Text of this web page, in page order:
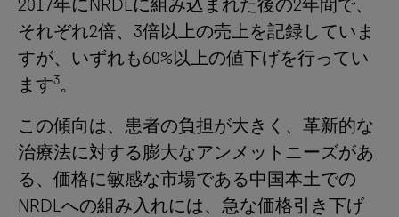
2017年にNRDLに組み込まれた後の2年間で、
それぞれ2倍、3倍以上の売上を記録していま
すが、いずれも60%以上の値下げを行ってい
ます3。
この傾向は、患者の負担が大きく、革新的な
治療法に対する膨大なアンメットニーズがあ
る、価格に敏感な市場である中国本土での
NRDLへの組み入れには、急な価格引き下げ